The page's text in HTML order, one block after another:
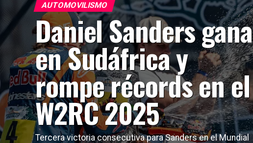
AUTOMOVILISMO
Daniel Sanders gana
en Sudáfrica y
rompe récords en el
W2RC 2025
Tercera victoria consecutiva para Sanders en el Mundial